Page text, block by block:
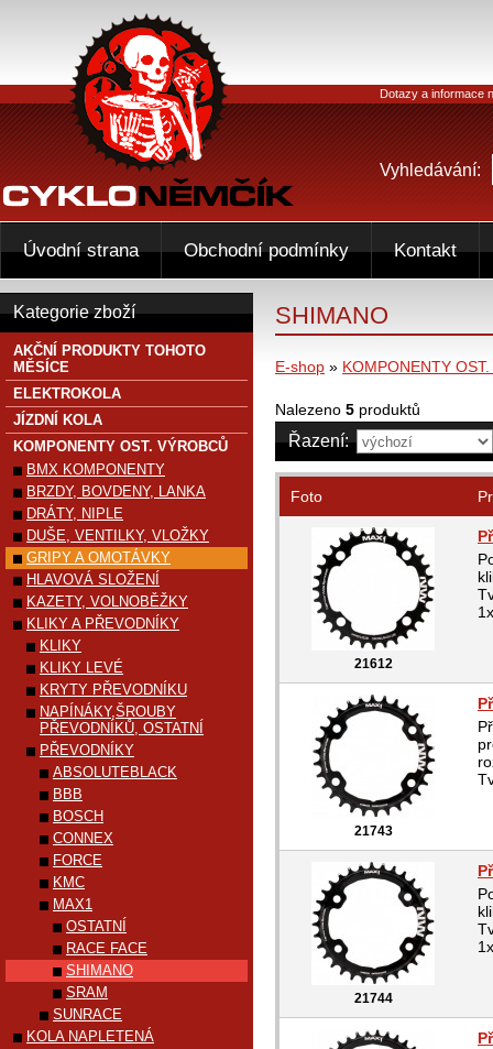
SHIMANO
E-shop » KOMPONENTY
Nalezeno 5 produktů
Řazení:
Foto
21612
21743
21744
Kategorie zboží
AKČNÍ PRODUKTY TOHOTO
MĚSÍCE
ELEKTROKOLA
JÍZDNÍ KOLA
KOMPONENTY OST. VÝROBCŮ
BMX KOMPONENTY
BRZDY, BOVDENY, LANKA
DRÁTY, NIPLE
DUŠE, VENTILKY, VLOŽKY
GRIPY A OMOTÁVKY
HLAVOVÁ SLOŽENÍ
KAZETY, VOLNOBĚŽKY
KLIKY A PŘEVODNÍKY
KLIKY
KLIKY LEVÉ
KRYTY PŘEVODNÍKU
NAPÍNÁKY,ŠROUBY
PŘEVODNÍKŮ, OSTATNÍ
PŘEVODNÍKY
ABSOLUTEBLACK
BBB
BOSCH
CONNEX
FORCE
KMC
MAX1
OSTATNÍ
RACE FACE
SHIMANO
SRAM
SUNRACE
KOLA NAPLETENÁ
Dotazy a informace
Vyhledávání:
Úvodní strana Obchodní podmínky Kontakt